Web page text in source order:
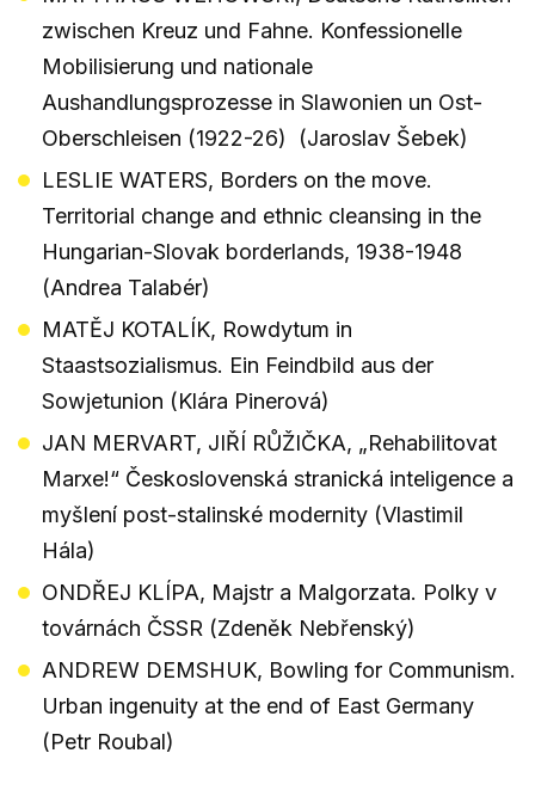
zwischen Kreuz und Fahne. Konfessionelle
Mobilisierung und nationale
Aushandlungsprozesse in Slawonien un Ost-
Oberschleisen (1922-26) (Jaroslav Šebek)
LESLIE WATERS, Borders on the move.
Territorial change and ethnic cleansing in the
Hungarian-Slovak borderlands, 1938-1948
(Andrea Talabér)
MATĚJ KOTALÍK, Rowdytum in
Staastsozialismus. Ein Feindbild aus der
Sowjetunion (Klára Pinerová)
JAN MERVART, JIŘÍ RŮŽIČKA, „Rehabilitovat
Marxe!“ Československá stranická inteligence a
myšlení post-stalinské modernity (Vlastimil
Hála)
ONDŘEJ KLÍPA, Majstr a Malgorzata. Polky v
továrnách ČSSR (Zdeněk Nebřenský)
ANDREW DEMSHUK, Bowling for Communism.
Urban ingenuity at the end of East Germany
(Petr Roubal)